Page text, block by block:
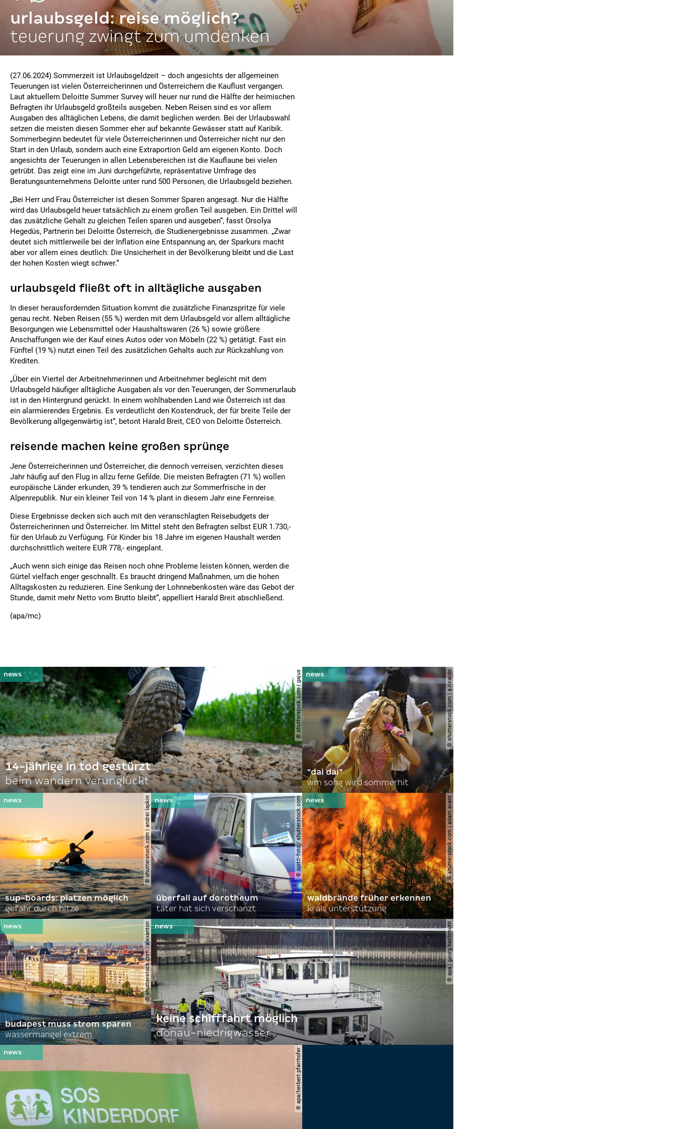
urlaubsgeld: reise möglich?
teuerung zwingt zum umdenken
(27.06.2024) Sommerzeit ist Urlaubsgeldzeit – doch angesichts der allgemeinen
Teuerungen ist vielen Österreicherinnen und Österreichern die Kauflust vergangen.
Laut aktuellem Deloitte Summer Survey will heuer nur rund die Hälfte der heimischen
Befragten ihr Urlaubsgeld großteils ausgeben. Neben Reisen sind es vor allem
Ausgaben des alltäglichen Lebens, die damit beglichen werden. Bei der Urlaubswahl
setzen die meisten diesen Sommer eher auf bekannte Gewässer statt auf Karibik.
Sommerbeginn bedeutet für viele Österreicherinnen und Österreicher nicht nur den
Start in den Urlaub, sondern auch eine Extraportion Geld am eigenen Konto. Doch
angesichts der Teuerungen in allen Lebensbereichen ist die Kauflaune bei vielen
getrübt. Das zeigt eine im Juni durchgeführte, repräsentative Umfrage des
Beratungsunternehmens Deloitte unter rund 500 Personen, die Urlaubsgeld beziehen.
„Bei Herr und Frau Österreicher ist diesen Sommer Sparen angesagt. Nur die Hälfte
wird das Urlaubsgeld heuer tatsächlich zu einem großen Teil ausgeben. Ein Drittel will
das zusätzliche Gehalt zu gleichen Teilen sparen und ausgeben“, fasst Orsolya
Hegedüs, Partnerin bei Deloitte Österreich, die Studienergebnisse zusammen. „Zwar
deutet sich mittlerweile bei der Inflation eine Entspannung an, der Sparkurs macht
aber vor allem eines deutlich: Die Unsicherheit in der Bevölkerung bleibt und die Last
der hohen Kosten wiegt schwer.“
urlaubsgeld fließt oft in alltägliche ausgaben
In dieser herausfordernden Situation kommt die zusätzliche Finanzspritze für viele
genau recht. Neben Reisen (55 %) werden mit dem Urlaubsgeld vor allem alltägliche
Besorgungen wie Lebensmittel oder Haushaltswaren (26 %) sowie größere
Anschaffungen wie der Kauf eines Autos oder von Möbeln (22 %) getätigt. Fast ein
Fünftel (19 %) nutzt einen Teil des zusätzlichen Gehalts auch zur Rückzahlung von
Krediten.
„Über ein Viertel der Arbeitnehmerinnen und Arbeitnehmer begleicht mit dem
Urlaubsgeld häufiger alltägliche Ausgaben als vor den Teuerungen, der Sommerurlaub
ist in den Hintergrund gerückt. In einem wohlhabenden Land wie Österreich ist das
ein alarmierendes Ergebnis. Es verdeutlicht den Kostendruck, der für breite Teile der
Bevölkerung allgegenwärtig ist“, betont Harald Breit, CEO von Deloitte Österreich.
reisende machen keine großen sprünge
Jene Österreicherinnen und Österreicher, die dennoch verreisen, verzichten dieses
Jahr häufig auf den Flug in allzu ferne Gefilde. Die meisten Befragten (71 %) wollen
europäische Länder erkunden, 39 % tendieren auch zur Sommerfrische in der
Alpenrepublik. Nur ein kleiner Teil von 14 % plant in diesem Jahr eine Fernreise.
Diese Ergebnisse decken sich auch mit den veranschlagten Reisebudgets der
Österreicherinnen und Österreicher. Im Mittel steht den Befragten selbst EUR 1.730,-
für den Urlaub zu Verfügung. Für Kinder bis 18 Jahre im eigenen Haushalt werden
durchschnittlich weitere EUR 778,- eingeplant.
„Auch wenn sich einige das Reisen noch ohne Probleme leisten können, werden die
Gürtel vielfach enger geschnallt. Es braucht dringend Maßnahmen, um die hohen
Alltagskosten zu reduzieren. Eine Senkung der Lohnnebenkosten wäre das Gebot der
Stunde, damit mehr Netto vom Brutto bleibt“, appelliert Harald Breit abschließend.
(apa/mc)
© shutterstock.com | gajus
14-jährige in tod gestürzt
beim wandern verunglückt
© shutterstock.com | a.ricardo
"dai dai"
wm song wird sommerhit
© shutterstock.com | andrei lapkin
sup-boards: platzen möglich
gefahr durch hitze
© spitzi-foto / shutterstock.com
überfall auf dorotheum
täter hat sich verschanzt
© shutterstock.com | adam avant
waldbrände früher erkennen
ki als unterstützung
© shutterstock.com | alexanton
budapest muss strom sparen
wassermangel extrem
© apa | georg hochmuth
keine schifffahrt möglich
donau-niedrigwasser
© apa/herbert pfarrhofer